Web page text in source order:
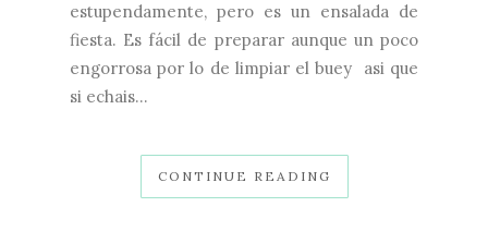
estupendamente, pero es un ensalada de
fiesta. Es fácil de preparar aunque un poco
engorrosa por lo de limpiar el buey asi que
si echais...
CONTINUE READING